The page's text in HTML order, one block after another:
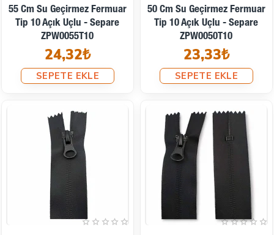
55 Cm Su Geçirmez Fermuar
Tip 10 Açık Uçlu - Separe
ZPW0055T10
24,32₺
SEPETE EKLE
50 Cm Su Geçirmez Fermuar
Tip 10 Açık Uçlu - Separe
ZPW0050T10
23,33₺
SEPETE EKLE